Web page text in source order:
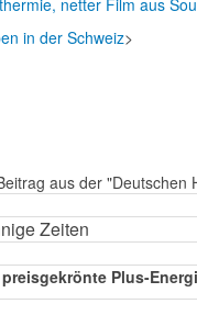
netter Film aus
in der Schweiz>
aus der "Deutschen
Zeiten
preisgekrönte Plus-